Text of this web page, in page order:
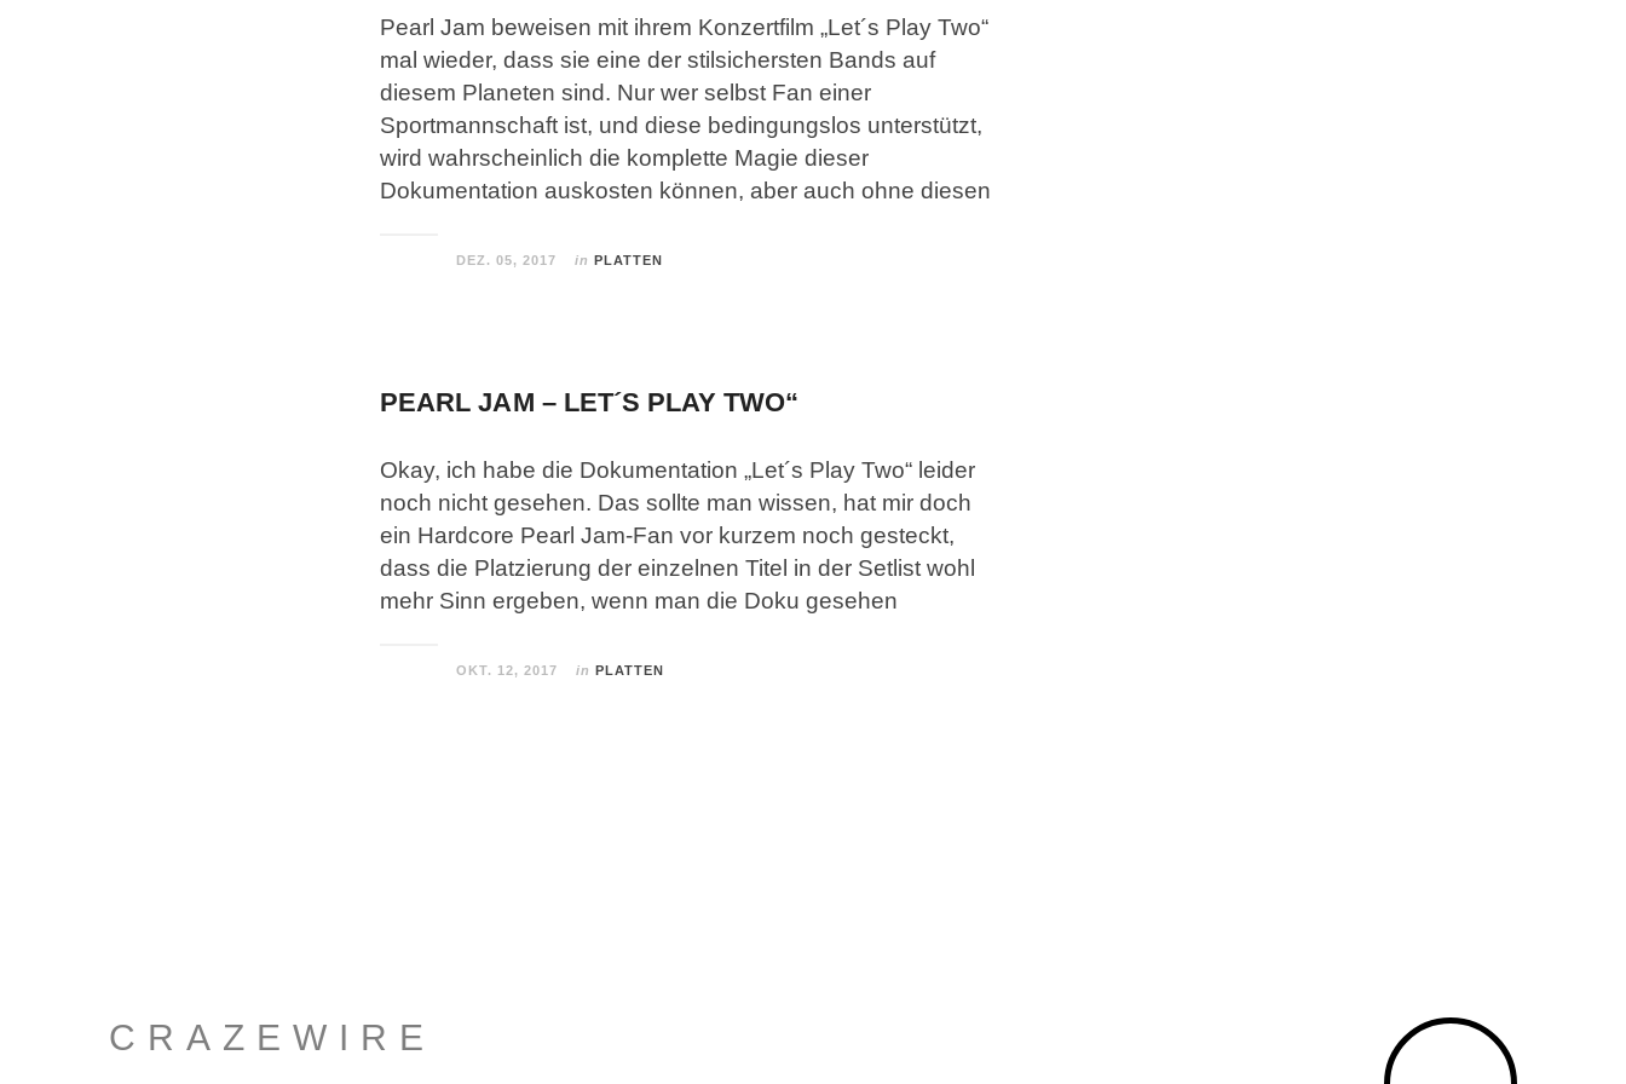
Pearl Jam beweisen mit ihrem Konzertfilm „Let´s Play Two“
mal wieder, dass sie eine der stilsichersten Bands auf
diesem Planeten sind. Nur wer selbst Fan einer
Sportmannschaft ist, und diese bedingungslos unterstützt,
wird wahrscheinlich die komplette Magie dieser
Dokumentation auskosten können, aber auch ohne diesen
DEZ. 05, 2017 in PLATTEN
PEARL JAM – LET´S PLAY TWO“
Okay, ich habe die Dokumentation „Let´s Play Two“ leider
noch nicht gesehen. Das sollte man wissen, hat mir doch
ein Hardcore Pearl Jam-Fan vor kurzem noch gesteckt,
dass die Platzierung der einzelnen Titel in der Setlist wohl
mehr Sinn ergeben, wenn man die Doku gesehen
OKT. 12, 2017 in PLATTEN
CRAZEWIRE